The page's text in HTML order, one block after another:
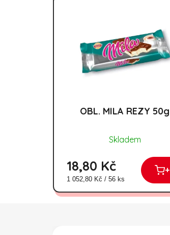
OBL. MILA REZY 50g
Skladem
18,80 Kč
Měrná cena:
1 052,80 Kč / 56 ks
+